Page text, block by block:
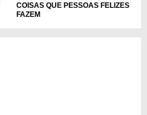
COISAS QUE PESSOAS FELIZES
FAZEM